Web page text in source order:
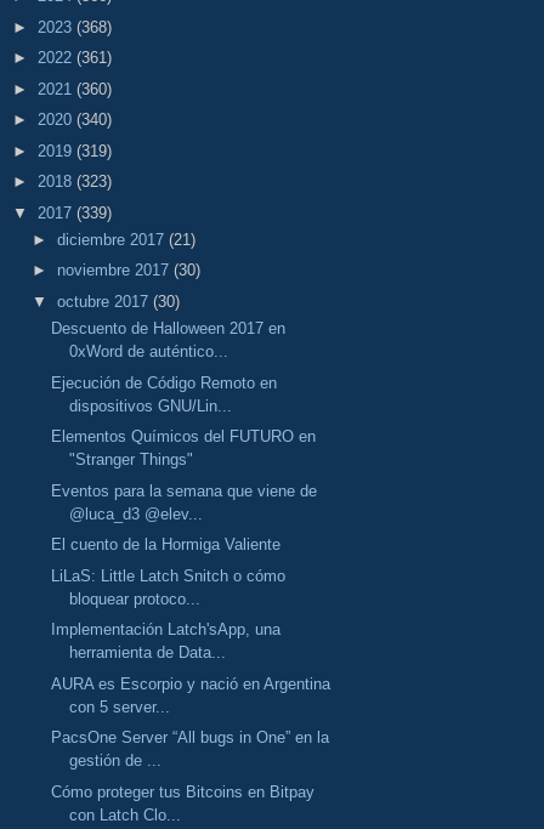
► 2023 (368)
► 2022 (361)
► 2021 (360)
► 2020 (340)
► 2019 (319)
► 2018 (323)
▼ 2017 (339)
► diciembre 2017 (21)
► noviembre 2017 (30)
▼ octubre 2017 (30)
Descuento de Halloween 2017 en
0xWord de auténtico...
Ejecución de Código Remoto en
dispositivos GNU/Lin...
Elementos Químicos del FUTURO en
"Stranger Things"
Eventos para la semana que viene de
@luca_d3 @elev...
El cuento de la Hormiga Valiente
LiLaS: Little Latch Snitch o cómo
bloquear protoco...
Implementación Latch'sApp, una
herramienta de Data...
AURA es Escorpio y nació en Argentina
con 5 server...
PacsOne Server “All bugs in One” en la
gestión de ...
Cómo proteger tus Bitcoins en Bitpay
con Latch Clo...